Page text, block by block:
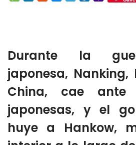
Mail
Durante la
japonesa,
China, cae ante
japonesas, y el
huye a Hankow,